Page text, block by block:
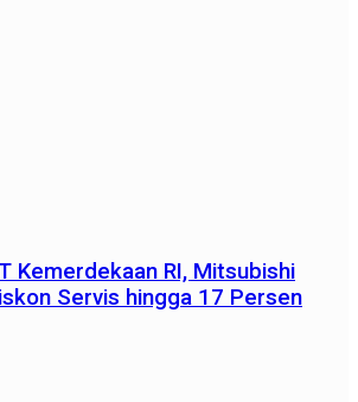
Kemerdekaan RI, Mitsubishi
Servis hingga 17 Persen